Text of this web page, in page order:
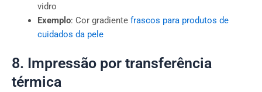
vidro
Exemplo: Cor gradiente frascos para produtos de
cuidados da pele
8. Impressão por transferência
térmica